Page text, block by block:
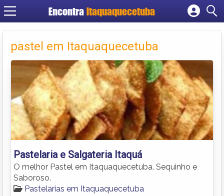
Encontra Itaquaquecetuba
Cadastrar empresa
Criar conta
pastel em Itaquaquecetuba
Pastelaria e Salgateria Itaquá
O melhor Pastel em Itaquaquecetuba. Sequinho e
Saboroso.
Pastelarias em Itaquaquecetuba